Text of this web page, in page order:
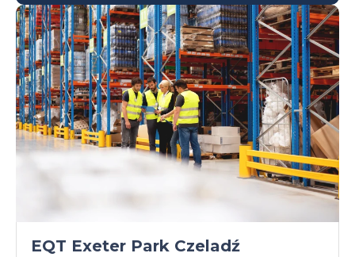
EQT Exeter Park Czeladź